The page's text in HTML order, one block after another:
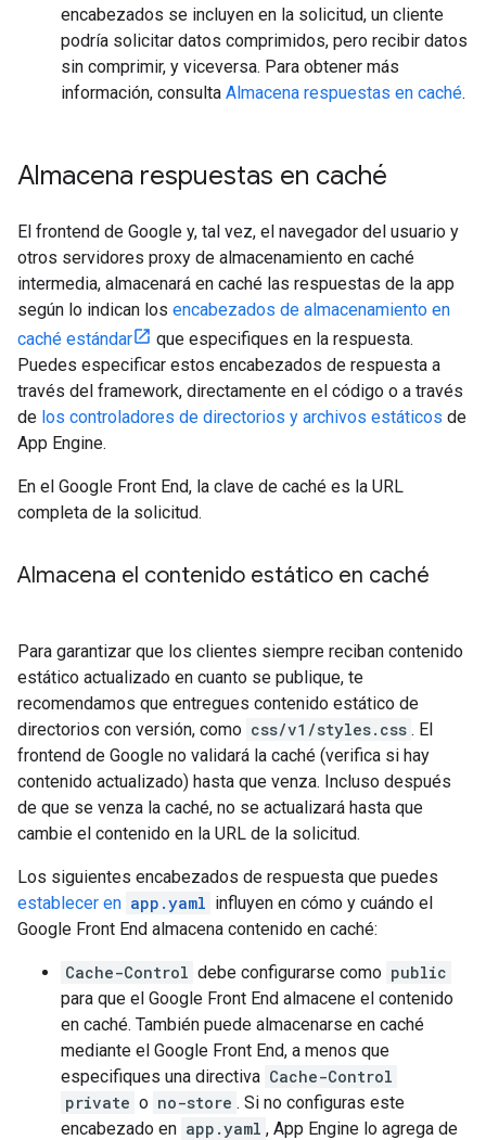
encabezados se incluyen en la solicitud, un cliente
podría solicitar datos comprimidos, pero recibir datos
sin comprimir, y viceversa. Para obtener más
información, consulta Almacena respuestas en caché.
Almacena respuestas en caché
El frontend de Google y, tal vez, el navegador del usuario y
otros servidores proxy de almacenamiento en caché
intermedia, almacenará en caché las respuestas de la app
según lo indican los encabezados de almacenamiento en
caché estándar
que especifiques en la respuesta.
Puedes especificar estos encabezados de respuesta a
través del framework, directamente en el código o a través
de los controladores de directorios y archivos estáticos de
App Engine.
En el Google Front End, la clave de caché es la URL
completa de la solicitud.
Almacena el contenido estático en caché
Para garantizar que los clientes siempre reciban contenido
estático actualizado en cuanto se publique, te
recomendamos que entregues contenido estático de
directorios con versión, como css/v1/styles.css . El
frontend de Google no validará la caché (verifica si hay
contenido actualizado) hasta que venza. Incluso después
de que se venza la caché, no se actualizará hasta que
cambie el contenido en la URL de la solicitud.
Los siguientes encabezados de respuesta que puedes
establecer en app.yaml influyen en cómo y cuándo el
Google Front End almacena contenido en caché:
Cache-Control debe configurarse como public
para que el Google Front End almacene el contenido
en caché. También puede almacenarse en caché
mediante el Google Front End, a menos que
especifiques una directiva Cache-Control
private o no-store . Si no configuras este
encabezado en app.yaml , App Engine lo agrega de